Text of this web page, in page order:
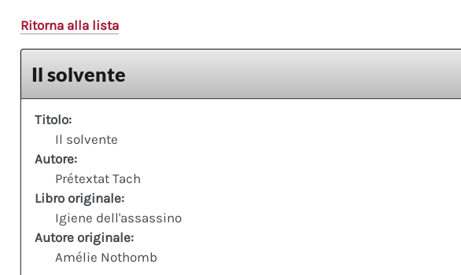
Ritorna alla lista
Il solvente
Titolo:
Il solvente
Autore:
Prétextat Tach
Libro originale:
Igiene dell'assassino
Autore originale:
Amélie Nothomb